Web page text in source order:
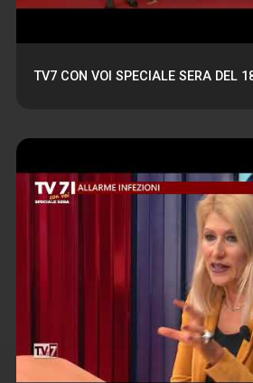
TV7 CON VOI SPECIALE SERA DEL